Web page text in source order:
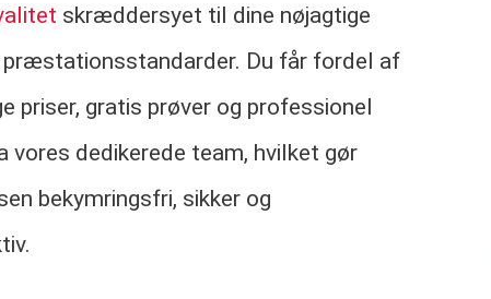
skræddersyet til dine nøjagtige
Du får fordel af
priser, gratis prøver og professionel
vores dedikerede team, hvilket gør
bekymringsfri, sikker og